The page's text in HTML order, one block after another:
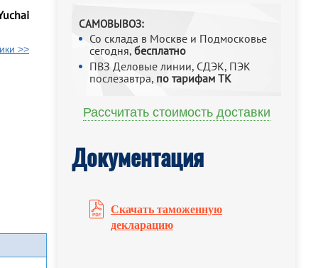
САМОВЫВОЗ:
Со склада в Москве и Подмосковье
сегодня, бесплатно
ПВЗ Деловые линии, СДЭК, ПЭК
послезавтра, по тарифам ТК
Рассчитать стоимость доставки
Документация
Скачать таможенную
декларацию
>>